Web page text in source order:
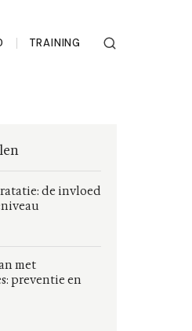
TRAINING
de invloed
met
preventie en